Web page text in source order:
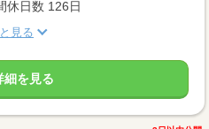
休日数 126日
見る
細を見る